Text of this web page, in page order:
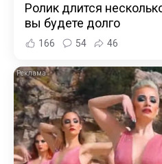
Ролик длится
вы будете долго
166 54 46